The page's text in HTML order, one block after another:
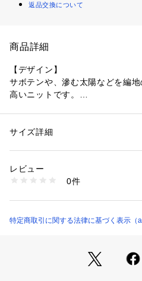
返品交換について
商品詳細
【デザイン】
サボテンや、滲む太陽などを編
高いニットです。
ややオーバーサイズの作りにな
【素材】
和紙を使った特殊な紙糸と、高
った機能素材です。
生地の凹凸感が、清涼感を出し
性別：メンズ
素材：分類外繊維（和紙）62% ポリエ
洗濯：手洗い可
※詳しい洗濯方法については、商品の
00440040001 （ショップ）
サイズ詳細
レビュー
0件
特定商取引に関する法律に基づく表示（